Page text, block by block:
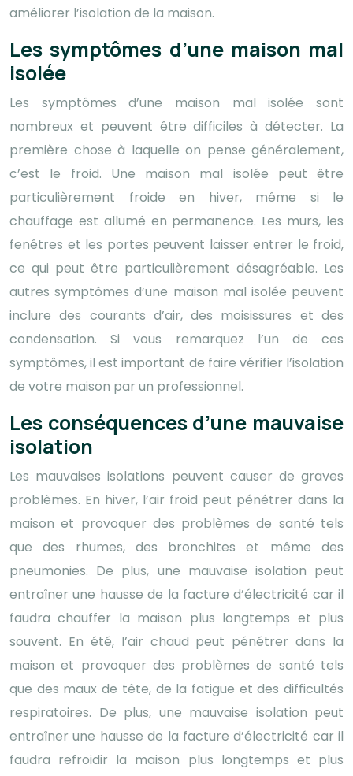
améliorer l’isolation de la maison.
Les symptômes d’une maison mal
isolée
Les symptômes d’une maison mal isolée sont
nombreux et peuvent être difficiles à détecter. La
première chose à laquelle on pense généralement,
c’est le froid. Une maison mal isolée peut être
particulièrement froide en hiver, même si le
chauffage est allumé en permanence. Les murs, les
fenêtres et les portes peuvent laisser entrer le froid,
ce qui peut être particulièrement désagréable. Les
autres symptômes d’une maison mal isolée peuvent
inclure des courants d’air, des moisissures et des
condensation. Si vous remarquez l’un de ces
symptômes, il est important de faire vérifier l’isolation
de votre maison par un professionnel.
Les conséquences d’une mauvaise
isolation
Les mauvaises isolations peuvent causer de graves
problèmes. En hiver, l’air froid peut pénétrer dans la
maison et provoquer des problèmes de santé tels
que des rhumes, des bronchites et même des
pneumonies. De plus, une mauvaise isolation peut
entraîner une hausse de la facture d’électricité car il
faudra chauffer la maison plus longtemps et plus
souvent. En été, l’air chaud peut pénétrer dans la
maison et provoquer des problèmes de santé tels
que des maux de tête, de la fatigue et des difficultés
respiratoires. De plus, une mauvaise isolation peut
entraîner une hausse de la facture d’électricité car il
faudra refroidir la maison plus longtemps et plus